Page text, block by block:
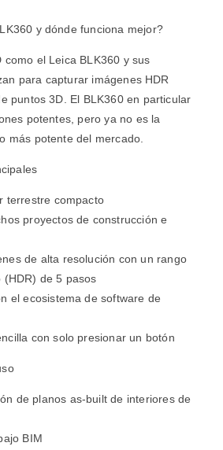
y dónde funciona mejor?
como el Leica BLK360 y sus
para capturar imágenes HDR
puntos 3D. El BLK360 en particular
potentes, pero ya no es la
más potente del mercado.
terrestre compacto
proyectos de construcción e
de alta resolución con un rango
(HDR) de 5 pasos
el ecosistema de software de
con solo presionar un botón
de planos as-built de interiores de
BIM